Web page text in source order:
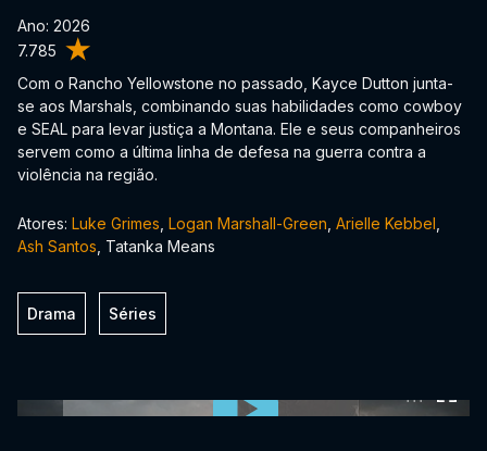
7.785
Ano: 2026
Com o Rancho Yellowstone no passado, Kayce Dutton junta-
se aos Marshals, combinando suas habilidades como cowboy
e SEAL para levar justiça a Montana. Ele e seus companheiros
servem como a última linha de defesa na guerra contra a
violência na região.
Atores: Luke Grimes Logan Marshall-Green Arielle Kebbel
Ash Santos , Tatanka Means
Drama Séries